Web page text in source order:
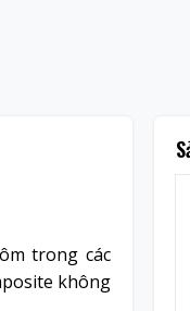
trong các
không